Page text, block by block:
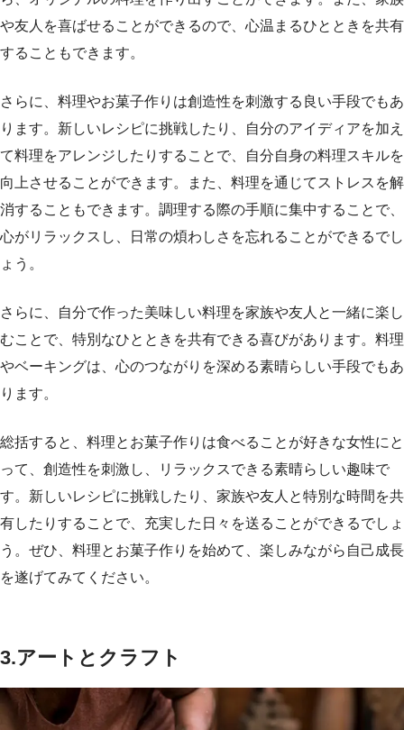
や友人を喜ばせることができるので、心温まるひとときを共有
することもできます。
さらに、料理やお菓子作りは創造性を刺激する良い手段でもあ
ります。新しいレシピに挑戦したり、自分のアイディアを加え
て料理をアレンジしたりすることで、自分自身の料理スキルを
向上させることができます。また、料理を通じてストレスを解
消することもできます。調理する際の手順に集中することで、
心がリラックスし、日常の煩わしさを忘れることができるでし
ょう。
さらに、自分で作った美味しい料理を家族や友人と一緒に楽し
むことで、特別なひとときを共有できる喜びがあります。料理
やベーキングは、心のつながりを深める素晴らしい手段でもあ
ります。
総括すると、料理とお菓子作りは食べることが好きな女性にと
って、創造性を刺激し、リラックスできる素晴らしい趣味で
す。新しいレシピに挑戦したり、家族や友人と特別な時間を共
有したりすることで、充実した日々を送ることができるでしょ
う。ぜひ、料理とお菓子作りを始めて、楽しみながら自己成長
を遂げてみてください。
3.アートとクラフト